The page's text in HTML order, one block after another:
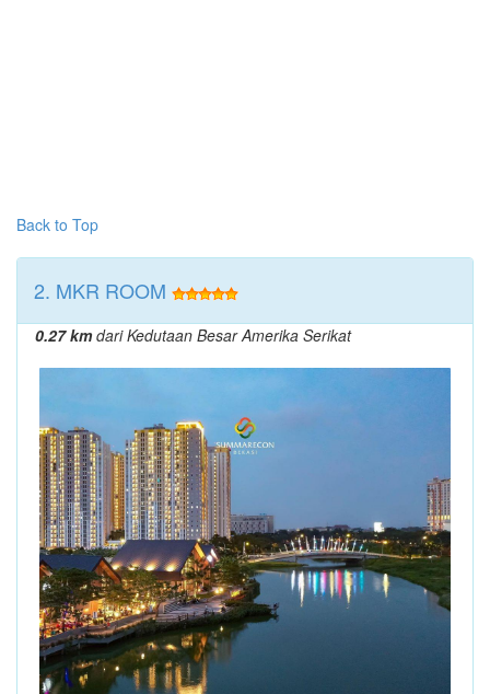
Back to Top
2. MKR ROOM
0.27 kmdari Kedutaan Besar Amerika Serikat